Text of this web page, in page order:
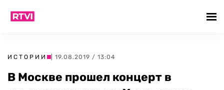
ИСТОРИИ | 19.08.2019 / 13:04
В Москве прошел концерт в